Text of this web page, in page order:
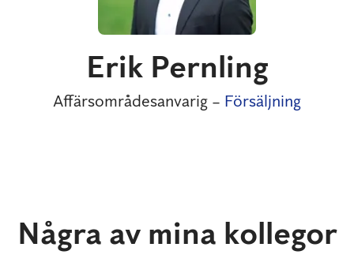
Erik Pernling
Affärsområdesanvarig – Försäljning
Några av mina kollegor